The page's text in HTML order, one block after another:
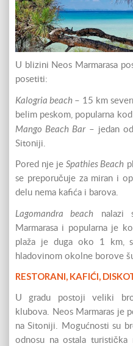
U blizini Neos Marmarasa
posetiti:
Kalogria beach – 15 km
belim peskom, popularna
Mango Beach Bar– jedan od
Sitoniji.
Pored nje jeSpathies Beach
se preporučuje za miran i
delu nema kafića i barova.
Lagomandra beach nalazi
Marmarasa i popularna je
plaža je duga oko 1 km,
hladovinom okolne borove
RESTORANI, KAFIĆI,
U gradu postoji veliki
klubova. Neos Marmaras je
na Sitoniji. Mogućnosti su
odnosu na ostala turistička